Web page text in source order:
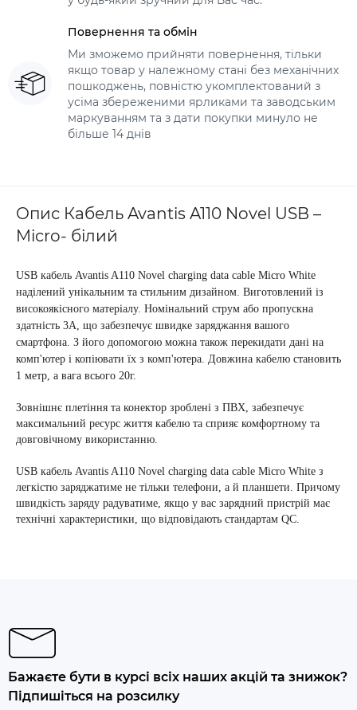
Повернення та обмін
Ми зможемо прийняти повернення, тільки
якщо товар у належному стані без механічних
пошкоджень, повністю укомплектований з
усіма збереженими ярликами та заводським
маркуванням та з дати покупки минуло не
більше 14 днів
Опис Кабель Avantis A110 Novel USB –
Micro- білий
USB кабель Avantis A110 Novel charging data cable Micro White
наділений унікальним та стильним дизайном. Виготовлений із
високоякісного матеріалу. Номінальний струм або пропускна
здатність 3А, що забезпечує швидке заряджання вашого
смартфона. З його допомогою можна також перекидати дані на
комп'ютер і копіювати їх з комп'ютера. Довжина кабелю становить
1 метр, а вага всього 20г.
Зовнішнє плетіння та конектор зроблені з ПВХ, забезпечує
максимальний ресурс життя кабелю та сприяє комфортному та
довговічному використанню.
USB кабель Avantis A110 Novel charging data cable Micro White з
легкістю заряджатиме не тільки телефони, а й планшети. Причому
швидкість заряду радуватиме, якщо у вас зарядний пристрій має
технічні характеристики, що відповідають стандартам QC.
Бажаєте бути в курсі всіх наших акцій та знижок?
Підпишіться на розсилку